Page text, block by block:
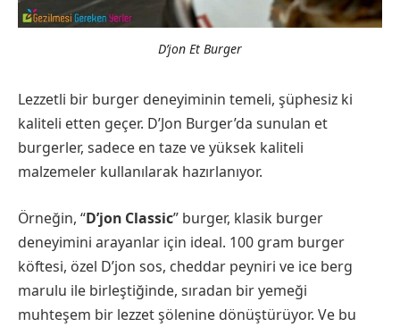
D’jon Et Burger
Lezzetli bir burger deneyiminin temeli, şüphesiz ki
kaliteli etten geçer. D’Jon Burger’da sunulan et
burgerler, sadece en taze ve yüksek kaliteli
malzemeler kullanılarak hazırlanıyor.
Örneğin, “D’jon Classic” burger, klasik burger
deneyimini arayanlar için ideal. 100 gram burger
köftesi, özel D’jon sos, cheddar peyniri ve ice berg
marulu ile birleştiğinde, sıradan bir yemeği
muhteşem bir lezzet şölenine dönüştürüyor. Ve bu